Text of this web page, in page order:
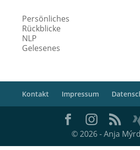
Persönliches
Rückblicke
NLP
Gelesenes
Kontakt Impressum
© 2026 - Anja